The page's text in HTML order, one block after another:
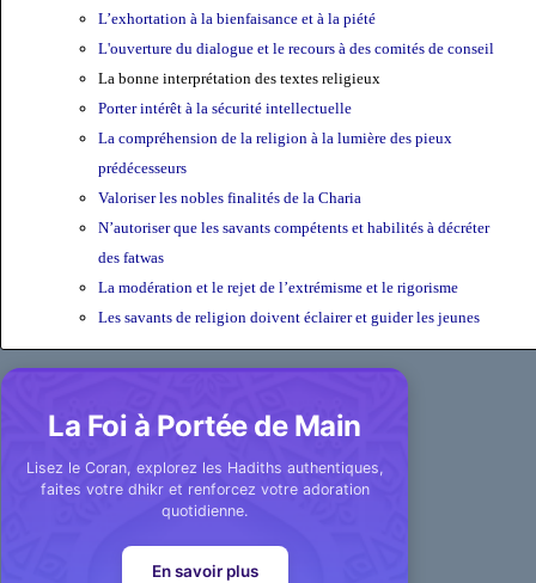
L’exhortation à la bienfaisance et à la piété
L'ouverture du dialogue et le recours à des comités de conseil
La bonne interprétation des textes religieux
Porter intérêt à la sécurité intellectuelle
La compréhension de la religion à la lumière des pieux
prédécesseurs
Valoriser les nobles finalités de la Charia
N’autoriser que les savants compétents et habilités à décréter
des fatwas
La modération et le rejet de l’extrémisme et le rigorisme
Les savants de religion doivent éclairer et guider les jeunes
La Foi à Portée de Main
Lisez le Coran, explorez les Hadiths authentiques,
faites votre dhikr et renforcez votre adoration
quotidienne.
En savoir plus